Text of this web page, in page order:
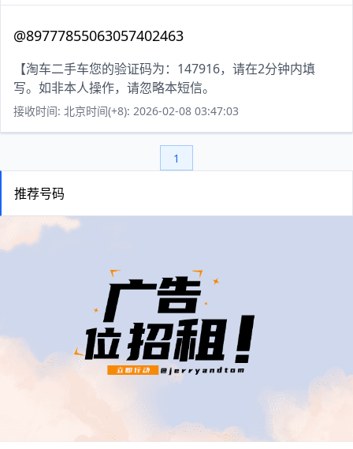
@89777855063057402463
【淘车二手车您的验证码为：147916，请在2分钟内填
写。如非本人操作，请忽略本短信。
接收时间: 北京时间(+8): 2026-02-08 03:47:03
1
推荐号码